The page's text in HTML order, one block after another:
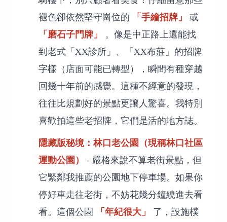
褪色卻依然堅守崗位的
「手繪招牌」 或
「磨石子門牌」
。像是中正路上還能找
到老式「XX診所」、「XX布莊」的招牌
字樣（店面可能已轉型），瞬間有種穿越
回幾十年前的感覺。這種不經意的發現，
往往比規劃好的景點更讓人驚喜。我特別
喜歡拍這些老招牌，它們是活的地方誌。
隱藏版秘境：林口老公園（現稱林口社區
運動公園）
- 嚴格來說不算老街景點，但
它緊鄰我推薦的公園地下停車場。如果你
停好車走往老街，不妨花幾分鐘繞進去看
看。這個公園
「年紀很大」
了，設施樸